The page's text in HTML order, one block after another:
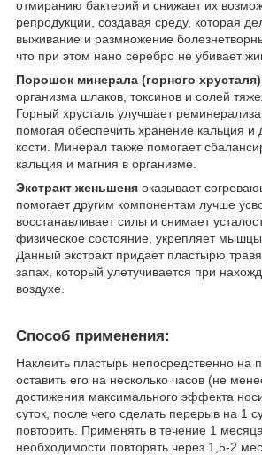
отмиранию бактерий и снижает их
репродукции, создавая среду, которая
выживание и размножение
что при этом нано серебро не убивает
Порошок минерала (горного хрусталя)
организма шлаков, токсинов и солей
Горный хрусталь улучшает
помогая обеспечить хранение кальция и
кости. Минерал также помогает
кальция и магния в организме.
Экстракт женьшеня оказывает
помогает другим компонентам лучше
восстанавливает силы и снимает
физическое состояние, укрепляет мышцы
Данный экстракт придает пластырю
запах, который улетучивается при
воздухе.
Способ применения:
Наклеить пластырь непосредственно на
оставить его на несколько часов (не
достижения максимального эффекта
суток, после чего сделать перерыв на 1
повторить. Применять в течение 1
необходимости повторять через 1,5-2